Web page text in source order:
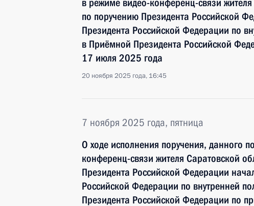
в режиме видео-конференц-связи
по поручению Президента Российской
Президента Российской Федерации по
в Приёмной Президента Российской
17 июля 2025 года
20 ноября 2025 года, 16:45
7 ноября 2025 года, пятница
О ходе исполнения поручения, данного
конференц-связи жителя Саратовской
Президента Российской Федерации
Российской Федерации по внутренней
Президента Российской Федерации по